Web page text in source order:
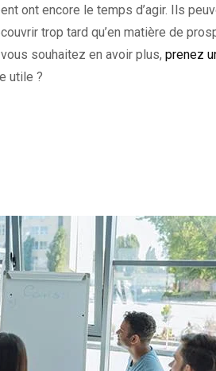
ont encore le temps d’agir. Ils
trop tard qu’en matière de
souhaitez en avoir plus, prenez
utile ?